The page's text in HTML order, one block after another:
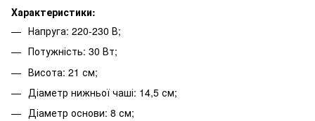
Характеристики:
Напруга: 220-230 В;
Потужність: 30 Вт;
Висота: 21 см;
Діаметр нижньої чаші: 14,5 см;
Діаметр основи: 8 см;